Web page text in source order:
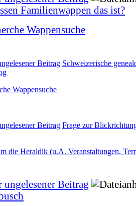
Familienwappen das ist?
Wappensuche
Schweizerische
Wappensuche
Frage zur
die Heraldik (u.A. Veranstaltungen,